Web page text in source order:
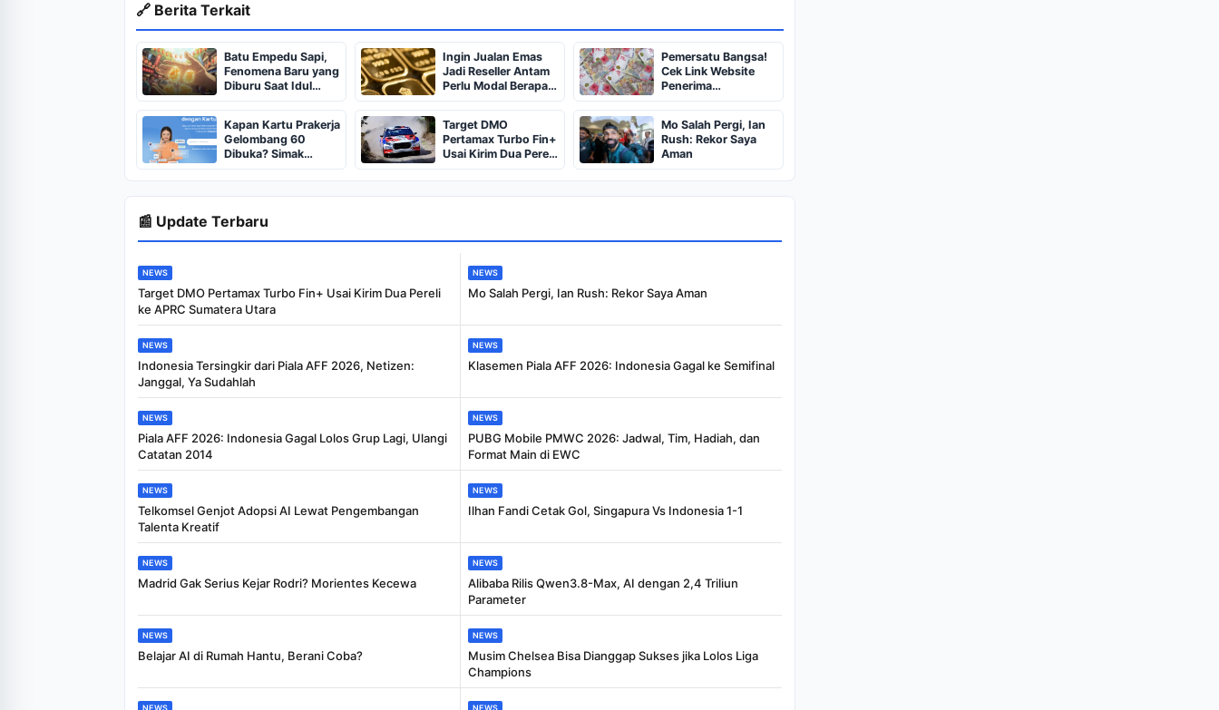
🔗 Berita Terkait
Batu Empedu Sapi,
Fenomena Baru yang
Diburu Saat Idul
Adha 2026
Ingin Jualan Emas
Jadi Reseller Antam
Perlu Modal Berapa?
Apa Saja Syaratnya
dan Bagaimana
Prosedurnya?
Pemersatu Bangsa!
Cek Link Website
Penerima
BSU,BLT,PKH Resmi
Hanya Disini,
Dapatkan Dana
Rp600 Ribu Rupiah
Kapan Kartu Prakerja
Gelombang 60
Dibuka? Simak
Jadwal Kartu
Prakerja Gelombang
60 Lengkap Beserta
Ketentuan
Target DMO
Pertamax Turbo Fin+
Usai Kirim Dua Pereli
ke APRC Sumatera
Utara
Mo Salah Pergi, Ian
Rush: Rekor Saya
Aman
📰 Update Terbaru
NEWS
Target DMO Pertamax Turbo Fin+ Usai Kirim Dua Pereli
ke APRC Sumatera Utara
NEWS
Mo Salah Pergi, Ian Rush: Rekor Saya Aman
NEWS
Indonesia Tersingkir dari Piala AFF 2026, Netizen:
Janggal, Ya Sudahlah
NEWS
Klasemen Piala AFF 2026: Indonesia Gagal ke Semifinal
NEWS
Piala AFF 2026: Indonesia Gagal Lolos Grup Lagi, Ulangi
Catatan 2014
NEWS
PUBG Mobile PMWC 2026: Jadwal, Tim, Hadiah, dan
Format Main di EWC
NEWS
Telkomsel Genjot Adopsi AI Lewat Pengembangan
Talenta Kreatif
NEWS
Ilhan Fandi Cetak Gol, Singapura Vs Indonesia 1-1
NEWS
Madrid Gak Serius Kejar Rodri? Morientes Kecewa
NEWS
Alibaba Rilis Qwen3.8-Max, AI dengan 2,4 Triliun
Parameter
NEWS
Belajar AI di Rumah Hantu, Berani Coba?
NEWS
Musim Chelsea Bisa Dianggap Sukses jika Lolos Liga
Champions